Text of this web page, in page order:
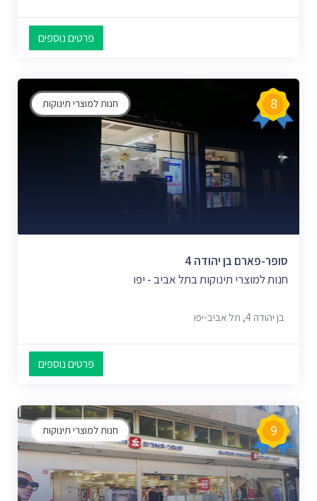
פרטים נוספים
חנות למוצרי תינוקות 8
סופר-פארם בן יהודה 4
חנות למוצרי תינוקות בתל אביב - יפו
בן יהודה 4, תל אביב-יפו
פרטים נוספים
חנות למוצרי תינוקות 9